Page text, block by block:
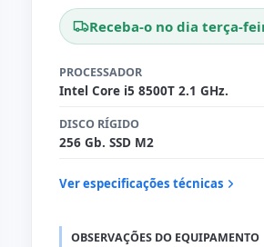
Receba-o no dia terça-
PROCESSADOR
Intel Core i5 8500T 2.1 GHz.
DISCO RÍGIDO
256 Gb. SSD M2
Ver especificações técnicas
OBSERVAÇÕES DO EQUIPAMENTO